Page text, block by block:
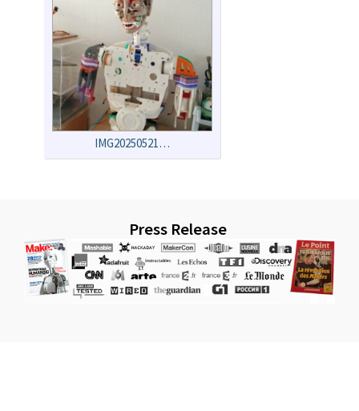
IMG20250521…
Press Release